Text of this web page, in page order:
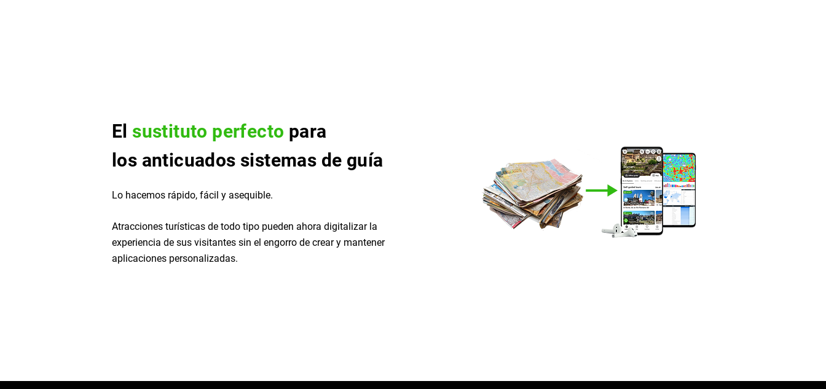
El sustituto perfecto para
los anticuados sistemas de guía
Lo hacemos rápido, fácil y asequible.
Atracciones turísticas de todo tipo pueden ahora digitalizar la
experiencia de sus visitantes sin el engorro de crear y mantener
aplicaciones personalizadas.